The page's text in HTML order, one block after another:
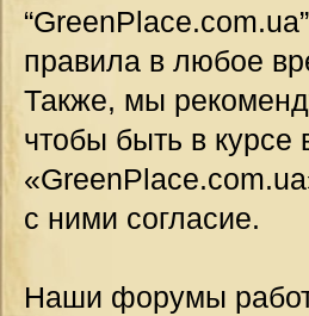
правила в любое
Также, мы
чтобы быть в
с ними согласие.
Наши форумы